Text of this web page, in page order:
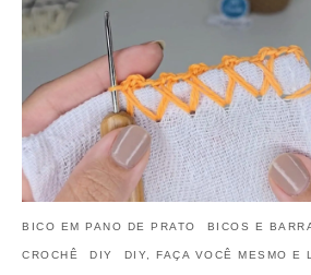
BICO EM PANO DE PRATO BICOS E
CROCHÊ DIY DIY, FAÇA VOCÊ MESMO E